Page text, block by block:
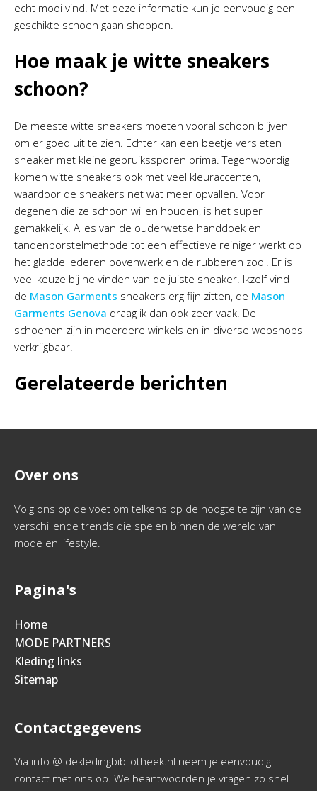
echt mooi vind. Met deze informatie kun je eenvoudig een
geschikte schoen gaan shoppen.
Hoe maak je witte sneakers
schoon?
De meeste witte sneakers moeten vooral schoon blijven
om er goed uit te zien. Echter kan een beetje versleten
sneaker met kleine gebruikssporen prima. Tegenwoordig
komen witte sneakers ook met veel kleuraccenten,
waardoor de sneakers net wat meer opvallen. Voor
degenen die ze schoon willen houden, is het super
gemakkelijk. Alles van de ouderwetse handdoek en
tandenborstelmethode tot een effectieve reiniger werkt op
het gladde lederen bovenwerk en de rubberen zool. Er is
veel keuze bij he vinden van de juiste sneaker. Ikzelf vind
de Mason Garments sneakers erg fijn zitten, de Mason
Garments Genova draag ik dan ook zeer vaak. De
schoenen zijn in meerdere winkels en in diverse webshops
verkrijgbaar.
Gerelateerde berichten
Over ons
Volg ons op de voet om telkens op de hoogte te zijn van de
verschillende trends die spelen binnen de wereld van
mode en lifestyle.
Pagina's
Home
MODE PARTNERS
Kleding links
Sitemap
Contactgegevens
Via info @ dekledingbibliotheek.nl neem je eenvoudig
contact met ons op. We beantwoorden je vragen zo snel